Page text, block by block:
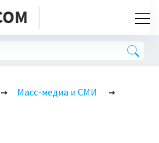
Масс-медиа и СМИ